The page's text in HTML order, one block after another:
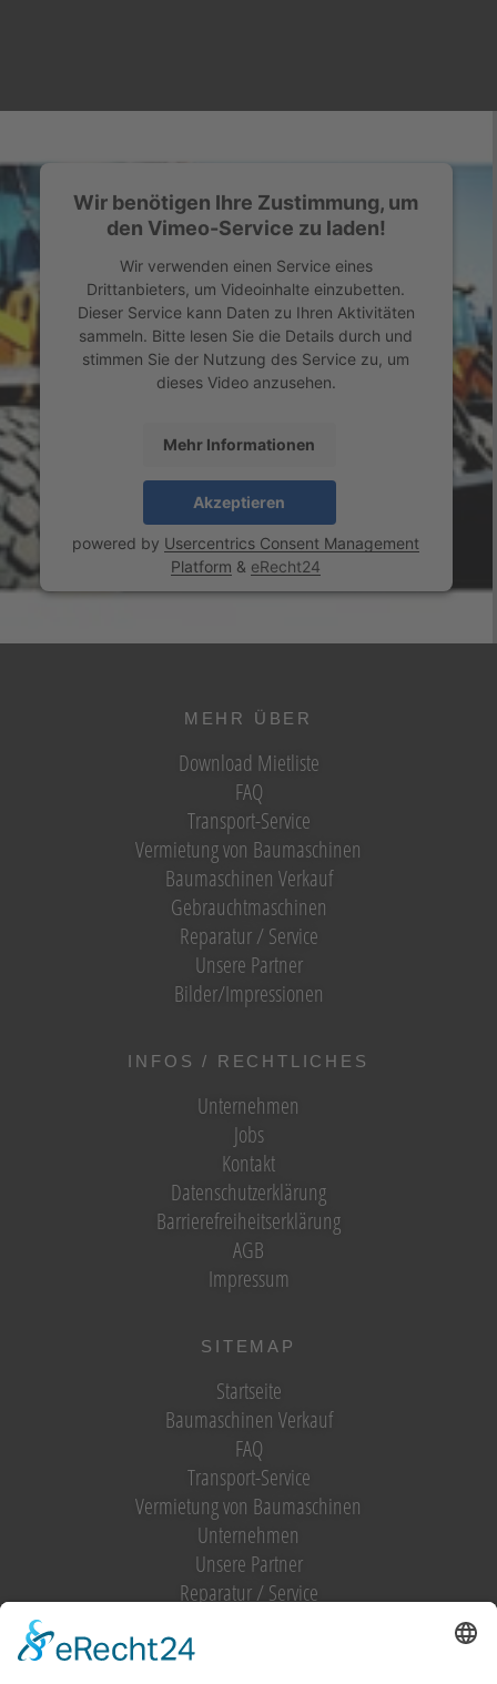
Wir benötigen Ihre Zustimmung, um
den Vimeo-Service zu laden!
Wir verwenden einen Service eines
Drittanbieters, um Videoinhalte einzubetten.
Dieser Service kann Daten zu Ihren Aktivitäten
sammeln. Bitte lesen Sie die Details durch und
stimmen Sie der Nutzung des Service zu, um
dieses Video anzusehen.
Mehr Informationen
Akzeptieren
powered by Usercentrics Consent Management
Platform & eRecht24
MEHR ÜBER
Download Mietliste
FAQ
Transport-Service
Vermietung von Baumaschinen
Baumaschinen Verkauf
Gebrauchtmaschinen
Reparatur / Service
Unsere Partner
Bilder/Impressionen
INFOS / RECHTLICHES
Unternehmen
Jobs
Kontakt
Datenschutzerklärung
Barrierefreiheitserklärung
AGB
Impressum
SITEMAP
Startseite
Baumaschinen Verkauf
FAQ
Transport-Service
Vermietung von Baumaschinen
Unternehmen
Unsere Partner
Reparatur / Service